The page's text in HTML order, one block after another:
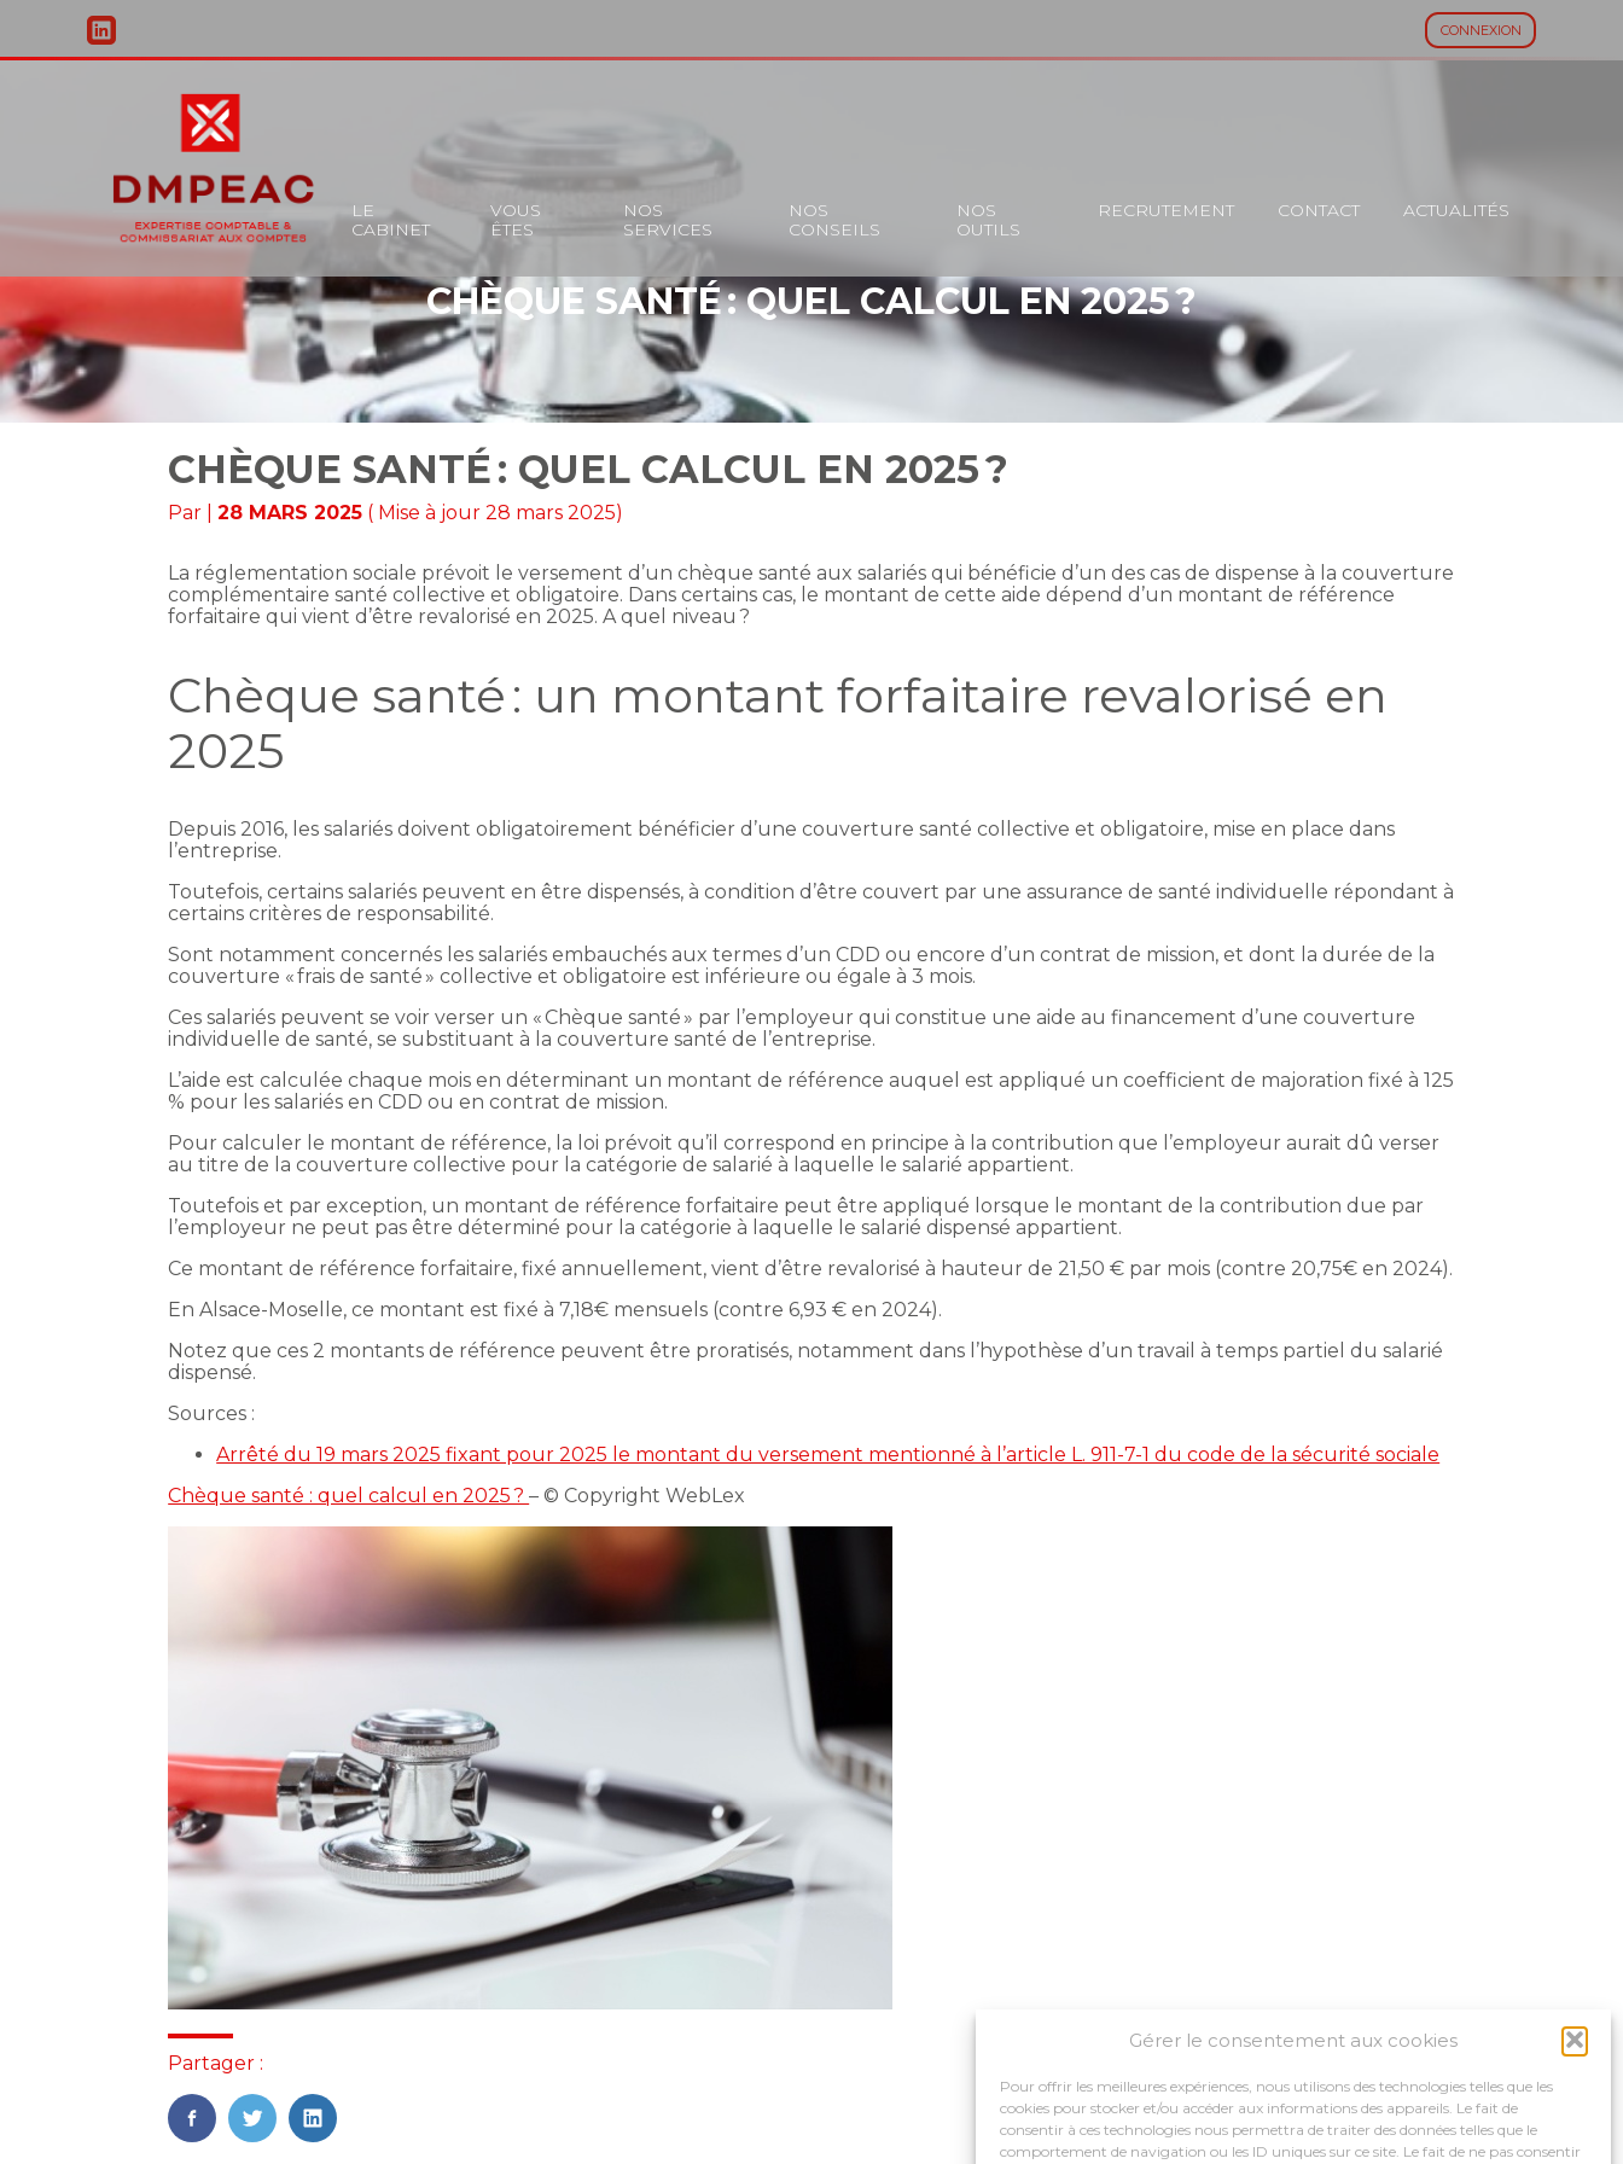
Gérer le consentement aux cookies
Pour offrir les meilleures expériences, nous utilisons des technologies telles que les
cookies pour stocker et/ou accéder aux informations des appareils. Le fait de
consentir à ces technologies nous permettra de traiter des données telles que le
comportement de navigation ou les ID uniques sur ce site. Le fait de ne pas consentir
CONNEXION
au
contenu
Principal
LE
CABINET
VOUS
ÊTES
NOS
SERVICES
NOS
CONSEILS
NOS
OUTILS
RECRUTEMENT CONTACT ACTUALITÉS
CHÈQUE SANTÉ : QUEL CALCUL EN 2025 ?
CHÈQUE SANTÉ : QUEL CALCUL EN 2025 ?
Par |28 MARS 2025 ( Mise à jour 28 mars 2025)
La réglementation sociale prévoit le versement d’un chèque santé aux salariés qui bénéficie d’un des cas de dispense à la couverture
complémentaire santé collective et obligatoire. Dans certains cas, le montant de cette aide dépend d’un montant de référence
forfaitaire qui vient d’être revalorisé en 2025. A quel niveau ?
Chèque santé : un montant forfaitaire revalorisé en
2025
Depuis 2016, les salariés doivent obligatoirement bénéficier d’une couverture santé collective et obligatoire, mise en place dans
l’entreprise.
Toutefois, certains salariés peuvent en être dispensés, à condition d’être couvert par une assurance de santé individuelle répondant à
certains critères de responsabilité.
Sont notamment concernés les salariés embauchés aux termes d’un CDD ou encore d’un contrat de mission, et dont la durée de la
couverture « frais de santé » collective et obligatoire est inférieure ou égale à 3 mois.
Ces salariés peuvent se voir verser un « Chèque santé » par l’employeur qui constitue une aide au financement d’une couverture
individuelle de santé, se substituant à la couverture santé de l’entreprise.
L’aide est calculée chaque mois en déterminant un montant de référence auquel est appliqué un coefficient de majoration fixé à 125
% pour les salariés en CDD ou en contrat de mission.
Pour calculer le montant de référence, la loi prévoit qu’il correspond en principe à la contribution que l’employeur aurait dû verser
au titre de la couverture collective pour la catégorie de salarié à laquelle le salarié appartient.
Toutefois et par exception, un montant de référence forfaitaire peut être appliqué lorsque le montant de la contribution due par
l’employeur ne peut pas être déterminé pour la catégorie à laquelle le salarié dispensé appartient.
Ce montant de référence forfaitaire, fixé annuellement, vient d’être revalorisé à hauteur de 21,50 € par mois (contre 20,75€ en 2024).
En Alsace-Moselle, ce montant est fixé à 7,18€ mensuels (contre 6,93 € en 2024).
Notez que ces 2 montants de référence peuvent être proratisés, notamment dans l’hypothèse d’un travail à temps partiel du salarié
dispensé.
Sources :
Arrêté du 19 mars 2025 fixant pour 2025 le montant du versement mentionné à l’article L. 911-7-1 du code de la sécurité sociale
Chèque santé : quel calcul en 2025 ?– © Copyright WebLex
Partager :
FaceBook
TwitterLinkedIn